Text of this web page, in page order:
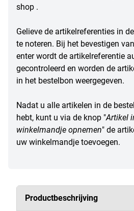
shop .
Gelieve de artikelreferenties in
te noteren. Bij het bevestigen
enter wordt de artikelreferentie
gecontroleerd en worden de
in het bestelbon weergegeven.
Nadat u alle artikelen in de
hebt, kunt u via de knop "Artikel
winkelmandje opnemen" de
uw winkelmandje toevoegen.
Productbeschrijving